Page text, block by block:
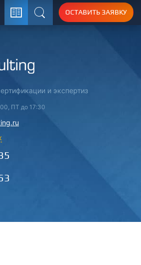
Поиск
ОСТАВИТЬ ЗАЯВКУ
и экспертиз
ПТ до 17:30